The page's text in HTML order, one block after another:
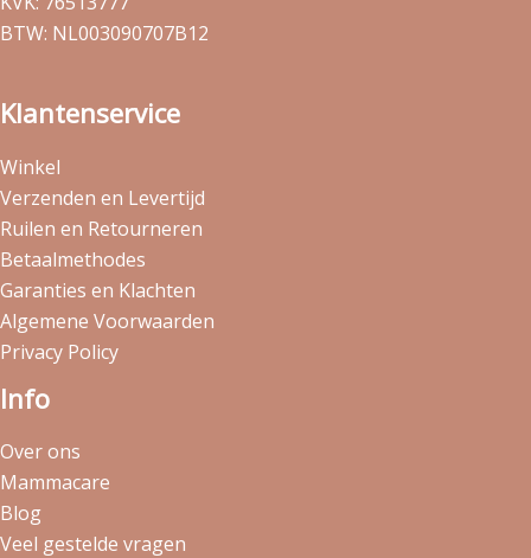
BTW: NL003090707B12
Klantenservice
Winkel
Verzenden en Levertijd
Ruilen en Retourneren
Betaalmethodes
Garanties en Klachten
Algemene Voorwaarden
Privacy Policy
Info
Over ons
Mammacare
Blog
Veel gestelde vragen